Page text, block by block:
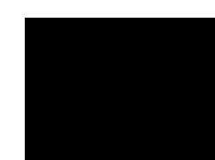
Reproductor